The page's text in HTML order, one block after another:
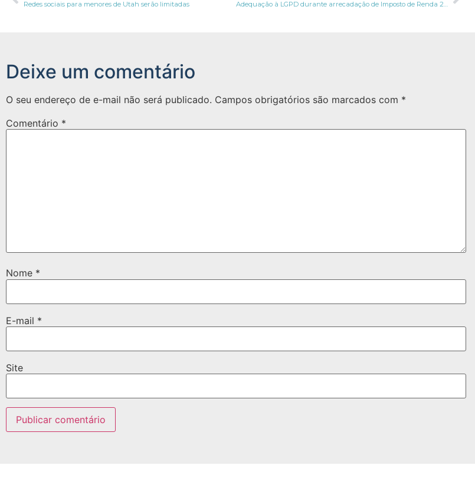
Redes sociais para menores de Utah serão limitadas Adequação à LGPD durante arrecadação de Imposto de Renda 2023; entenda como realizar
Deixe um comentário
O seu endereço de e-mail não será publicado. Campos obrigatórios são marcados com *
Comentário *
Nome *
E-mail *
Site